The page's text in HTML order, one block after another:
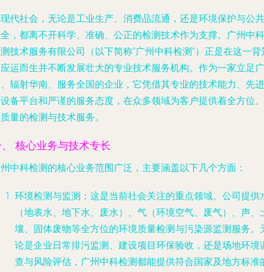
代社会，无论是工业生产、消费品流通，还是环境保护与公共
，都离不开科学、准确、公正的检测技术作为支撑。广州中科
技术服务有限公司（以下简称“广州中科检测”）正是在这一背
运而生并不断发展壮大的专业技术服务机构。作为一家立足广
辐射华南、服务全国的企业，它凭借其专业的技术能力、先进
备平台和严谨的服务态度，在众多领域为客户提供着全方位、
量的检测与技术服务。
核心业务与技术专长
中科检测的核心业务范围广泛，主要涵盖以下几个方面：
环境检测与监测 ：这是当前社会关注的重点领域。公司提供
（地表水、地下水、废水）、气（环境空气、废气）、声、
壤、固体废物等全方位的环境质量检测与污染源监测服务。
论是企业日常排污监测、建设项目环保验收，还是场地环境
查与风险评估，广州中科检测都能提供符合国家及地方标准